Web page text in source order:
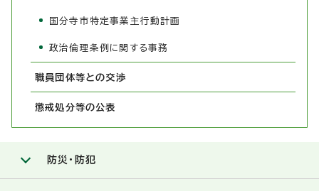
国分寺市特定事業主行動計画
政治倫理条例に関する事務
職員団体等との交渉
懲戒処分等の公表
防災・防犯